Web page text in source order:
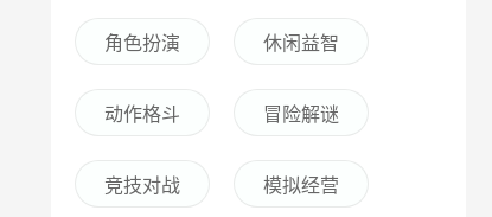
角色扮演 休闲益智
动作格斗 冒险解谜
竞技对战 模拟经营